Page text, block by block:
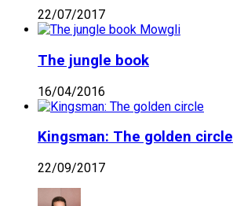
22/07/2017
The jungle book
16/04/2016
Kingsman: The golden circle
22/09/2017